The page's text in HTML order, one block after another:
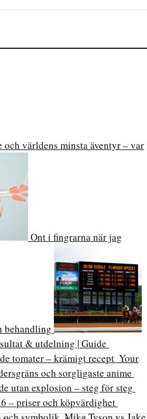
och världens minsta äventyr – var
Ont i fingrarna när jag
behandling
& utdelning | Guide
tomater – krämigt recept Your
och sorgligaste anime
utan explosion – steg för steg
– priser och köpvärdighet